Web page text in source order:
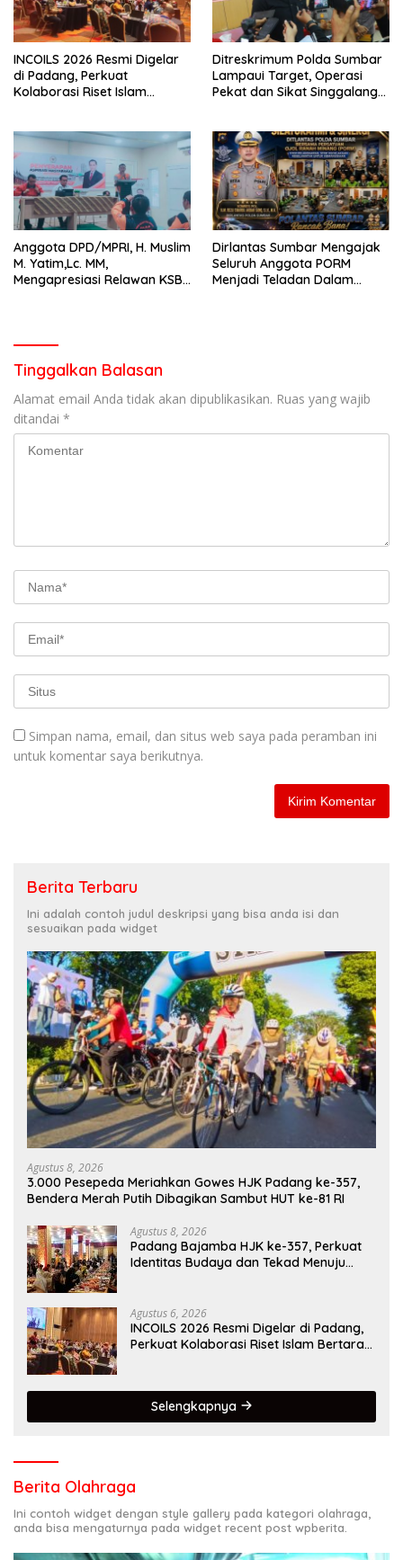
INCOILS 2026 Resmi Digelar
di Padang, Perkuat
Kolaborasi Riset Islam
Ditreskrimum Polda Sumbar
Lampaui Target, Operasi
Pekat dan Sikat Singgalang
Anggota DPD/MPRI, H. Muslim
M. Yatim,Lc. MM,
Mengapresiasi Relawan KSB
Dirlantas Sumbar Mengajak
Seluruh Anggota PORM
Menjadi Teladan Dalam
Tinggalkan Balasan
Alamat email Anda tidak akan dipublikasikan. Ruas yang wajib
ditandai *
Simpan nama, email, dan situs web saya pada peramban ini
untuk komentar saya berikutnya.
Berita Terbaru
Ini adalah contoh judul deskripsi yang bisa anda isi dan
sesuaikan pada widget
Agustus 8, 2026
3.000 Pesepeda Meriahkan Gowes HJK Padang ke-357,
Bendera Merah Putih Dibagikan Sambut HUT ke-81 RI
Agustus 8, 2026
Padang Bajamba HJK ke-357, Perkuat
Identitas Budaya dan Tekad Menuju
Agustus 6, 2026
INCOILS 2026 Resmi Digelar di Padang,
Perkuat Kolaborasi Riset Islam Bertaraf
Selengkapnya
Berita Olahraga
Ini contoh widget dengan style gallery pada kategori olahraga,
anda bisa mengaturnya pada widget recent post wpberita.